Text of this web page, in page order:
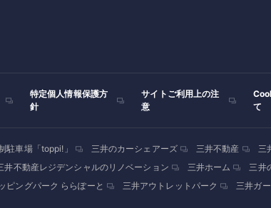
特定個人情報保護方
針
サイトご利用上の注
意
て
駐車場「toppi!」 三井のカーシェアーズ 三井不動産 三
井不動産レジデンシャルのリノベーション 三井ホーム 三井
ピングパーク ららぽーと 三井アウトレットパーク 三井ガ